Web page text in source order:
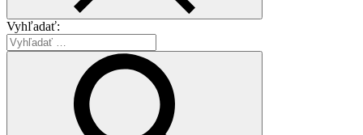
Vyhľadať: